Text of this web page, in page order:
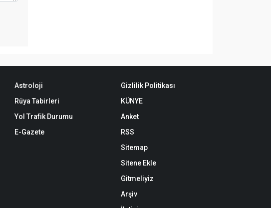
Astroloji
Rüya Tabirleri
Yol Trafik Durumu
E-Gazete
Gizlilik Politikası
KÜNYE
Anket
RSS
Sitemap
Sitene Ekle
Gitmeliyiz
Arşiv